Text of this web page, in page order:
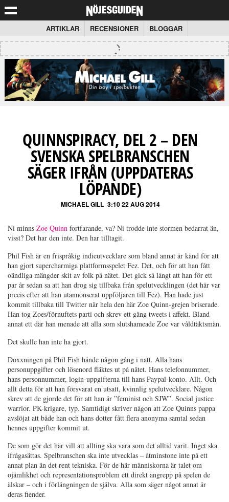
ARTIKLAR RECENSIONER BLOGGAR
QUINNSPIRACY, DEL 2 – DEN
SVENSKA SPELBRANSCHEN
SÄGER IFRÅN (UPPDATERAS
LÖPANDE)
MICHAEL GILL 3:10 22 AUG 2014
Ni minns Zoe Quinn fortfarande, va? Ni trodde inte stormen bedarrat än,
visst? Det har den inte. Den har tilltagit.
Phil Fish är en frispråkig indieutvecklare som bland annat är känd för att
han gjort supercharmiga plattformsspelet Fez. Det, och för att han fått
oändliga mängder skit av folk på nätet. Det gick så långt att han för ett
par år sedan sa att han drog sig tillbaka från spelutvecklingen (det här var
precis efter att han utannonserat uppföljaren till Fez). Han hade just
kommit tillbaka till Twitter när hela den här Zoe Quinn-grejen briserade.
Han tog Zoes/förnuftets parti och skrev ett gäng tweets i affekt. Bland
annat ett där han menade att alla som slutshameade Zoe var våldtäktsmän.
Det skulle han inte ha gjort.
Doxxningen på Phil Fish hände någon gång i natt. Alla hans
personuppgifter och lösenord fläktes ut på nätet. Hans telefonnummer,
hans personnummer, login-uppgifterna till hans Paypal-konto. Allt. Och
allt detta för att han försvarat en utsatt, kvinnlig spelutvecklare. Någon
skrev att de gjorde det för att han är ”feminist och SJW”. Social justice
warrior. PK-krigare, typ. Samtidigt skriver någon att Zoe Quinns pappa
avslöjat att både han och hans dotter fått flera anonyma samtal sedan
hennes uppgifter kommit ut.
De som gör det här vill att allting ska vara som det alltid varit. Inget ska
ifrågasättas. Spelbranschen ska inte utvecklas – åtminstone inte på ett
annat plan än det rent tekniska. För de här människorna är talet om
ojämlikhet och representationsproblem ett direkt angrepp på spelen de
älskar – och i förlängningen de själva. Alla som säger något annat är
deras fiender.